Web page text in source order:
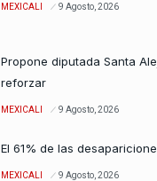
MEXICALI 9 Agosto, 2026
Propone diputada Santa
reforzar
MEXICALI 9 Agosto, 2026
El 61% de las
MEXICALI 9 Agosto, 2026